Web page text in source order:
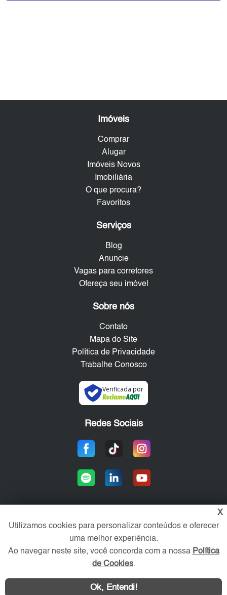
Imóveis
Comprar
Alugar
Imóveis Novos
Imobiliária
O que procura?
Favoritos
Serviços
Blog
Anuncie
Vagas para corretores
Ofereça seu imóvel
Sobre nós
Contato
Mapa do Site
Política de Privacidade
Trabalhe Conosco
Verificada por
Redes Sociais
Área exclusiva aos anunciantes,
acesse sua conta:
X
Utilizamos cookies para personalizar conteúdos e oferecer
uma melhor experiência.
Ao navegar neste site, você concorda com a nossa Política
de Cookies.
Ok, Entendi!